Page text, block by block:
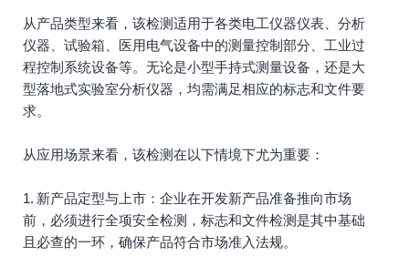
从产品类型来看，该检测适用于各类电工仪器仪表、分析
仪器、试验箱、医用电气设备中的测量控制部分、工业过
程控制系统设备等。无论是小型手持式测量设备，还是大
型落地式实验室分析仪器，均需满足相应的标志和文件要
求。
从应用场景来看，该检测在以下情境下尤为重要：
1. 新产品定型与上市：企业在开发新产品准备推向市场
前，必须进行全项安全检测，标志和文件检测是其中基础
且必查的一环，确保产品符合市场准入法规。